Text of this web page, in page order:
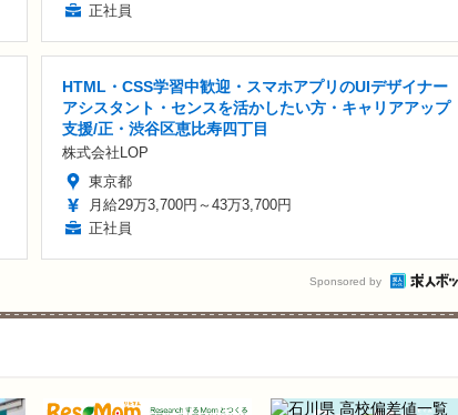
正社員
HTML・CSS学習中歓迎・スマホアプリのUIデザイナー
アシスタント・センスを活かしたい方・キャリアアップ
支援/正・渋谷区恵比寿四丁目
株式会社LOP
東京都
月給29万3,700円～43万3,700円
正社員
Sponsored by